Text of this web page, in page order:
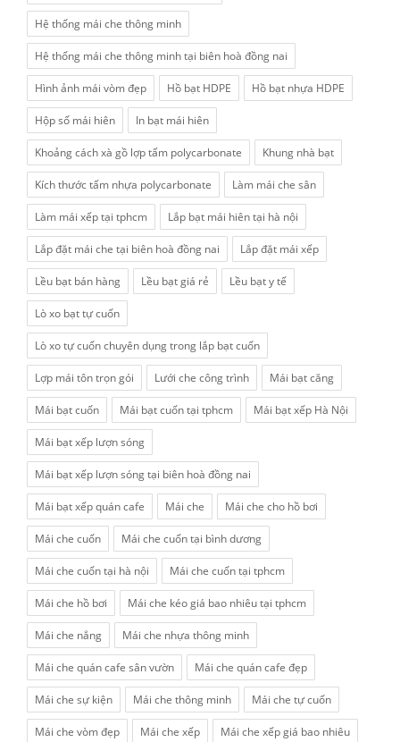
Hệ thống mái che thông minh
Hệ thống mái che thông minh tại biên hoà đồng nai
Hình ảnh mái vòm đẹp Hồ bạt HDPE Hồ bạt nhựa HDPE
Hộp số mái hiên In bạt mái hiên
Khoảng cách xà gồ lợp tấm polycarbonate Khung nhà bạt
Kích thước tấm nhựa polycarbonate Làm mái che sân
Làm mái xếp tại tphcm Lắp bạt mái hiên tại hà nội
Lắp đặt mái che tại biên hoà đồng nai Lắp đặt mái xếp
Lều bạt bán hàng Lều bạt giá rẻ Lều bạt y tế
Lò xo bạt tự cuốn
Lò xo tự cuốn chuyên dụng trong lắp bạt cuốn
Lợp mái tôn trọn gói Lưới che công trình Mái bạt căng
Mái bạt cuốn Mái bạt cuốn tại tphcm Mái bạt xếp Hà Nội
Mái bạt xếp lượn sóng
Mái bạt xếp lượn sóng tại biên hoà đồng nai
Mái bạt xếp quán cafe Mái che Mái che cho hồ bơi
Mái che cuốn Mái che cuốn tại bình dương
Mái che cuốn tại hà nội Mái che cuốn tại tphcm
Mái che hồ bơi Mái che kéo giá bao nhiêu tại tphcm
Mái che nắng Mái che nhựa thông minh
Mái che quán cafe sân vườn Mái che quán cafe đẹp
Mái che sự kiện Mái che thông minh Mái che tự cuốn
Mái che vòm đẹp Mái che xếp Mái che xếp giá bao nhiêu